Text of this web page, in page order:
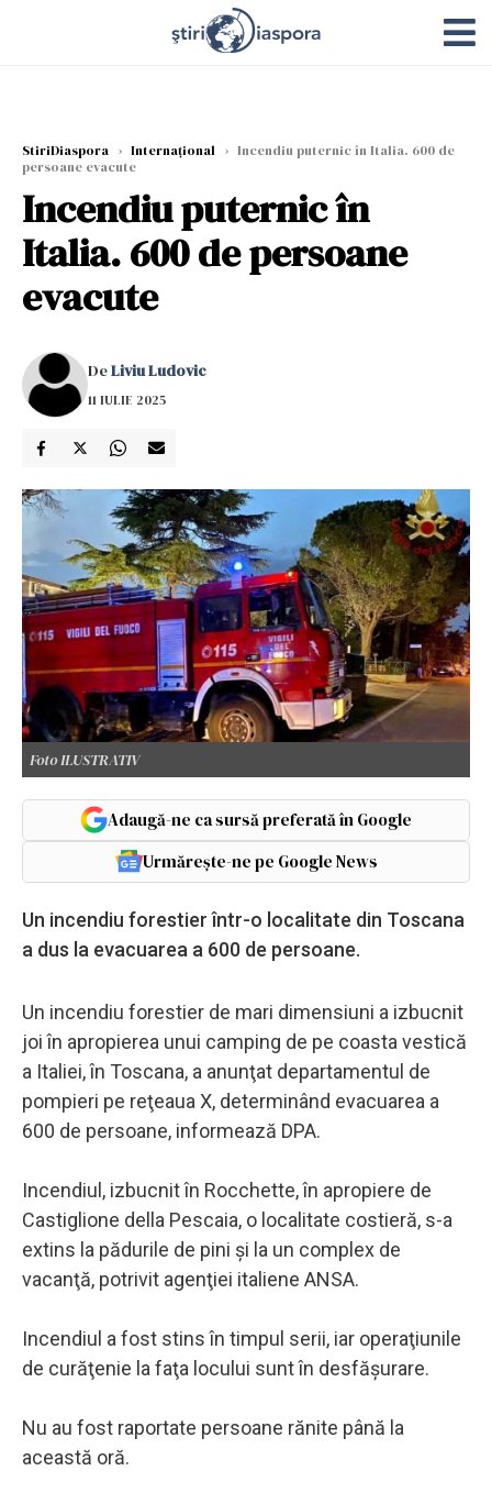
StiriDiaspora › Internațional › Incendiu puternic în Italia. 600 de
persoane evacute
Incendiu puternic în
Italia. 600 de persoane
evacute
DeLiviu Ludovic
11 IULIE 2025
Foto ILUSTRATIV
Adaugă-ne ca sursă preferată în Google
Urmărește-ne pe Google News
Un incendiu forestier într-o localitate din Toscana
a dus la evacuarea a 600 de persoane.
Un incendiu forestier de mari dimensiuni a izbucnit
joi în apropierea unui camping de pe coasta vestică
a Italiei, în Toscana, a anunţat departamentul de
pompieri pe reţeaua X, determinând evacuarea a
600 de persoane, informează DPA.
Incendiul, izbucnit în Rocchette, în apropiere de
Castiglione della Pescaia, o localitate costieră, s-a
extins la pădurile de pini şi la un complex de
vacanţă, potrivit agenţiei italiene ANSA.
Incendiul a fost stins în timpul serii, iar operaţiunile
de curăţenie la faţa locului sunt în desfăşurare.
Nu au fost raportate persoane rănite până la
această oră.